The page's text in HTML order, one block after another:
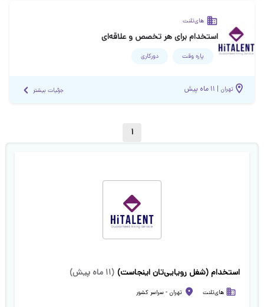
های‌تلنت
استخدام برای هر تخصص و علاقه‌ای
پاره وقت دورکاری
تهران | ۱۱ ماه پیش جزئیات بیشتر
1
استخدام (شغل رویایی‌تان اینجاست) (۱۱ ماه پیش )
های‌تلنت تهران - سراسر کشور